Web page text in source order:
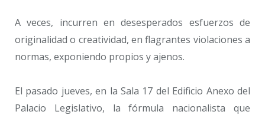
A veces, incurren en desesperados esfuerzos de
originalidad o creatividad, en flagrantes violaciones a
normas, exponiendo propios y ajenos.
El pasado jueves, en la Sala 17 del Edificio Anexo del
Palacio Legislativo, la fórmula nacionalista que